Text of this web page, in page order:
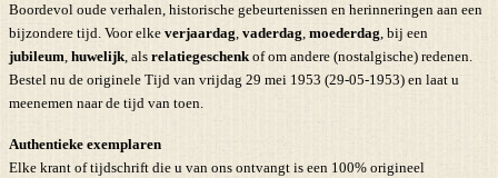
Boordevol oude verhalen, historische gebeurtenissen en herinneringen aan een
bijzondere tijd. Voor elke verjaardag, vaderdag, moederdag, bij een
jubileum, huwelijk, als relatiegeschenkof om andere (nostalgische) redenen.
Bestel nu de originele Tijd van vrijdag 29 mei 1953 (29-05-1953) en laat u
meenemen naar de tijd van toen.
Authentieke exemplaren
Elke krant of tijdschrift die u van ons ontvangt is een 100% origineel